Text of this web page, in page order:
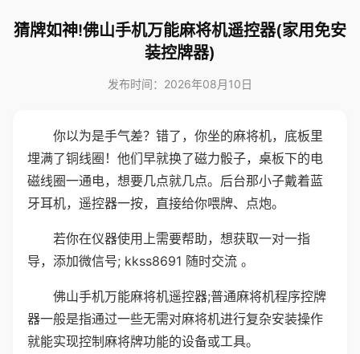
猜牌如神!佛山手机万能麻将机遥控器(家用免安
装控牌器)
发布时间：2026年08月10日
你以为是手气差？错了，你坐的麻将机，底板里
埋满了铜线圈！他们早就换了磁力骰子，桌板下的电
磁线圈一通电，想要几点就几点。后台那小子戴着蓝
牙耳机，遥控器一按，直接给你喂牌、点炮。
若你在仪器使用上需要帮助，想获取一对一指
导，添加微信号; kkss8691 随时交流 。
佛山手机万能麻将机遥控器;普通麻将机程序控牌
器一般是指通过一些无需对麻将机进行复杂安装操作
就能实现控制麻将牌功能的设备或工具。